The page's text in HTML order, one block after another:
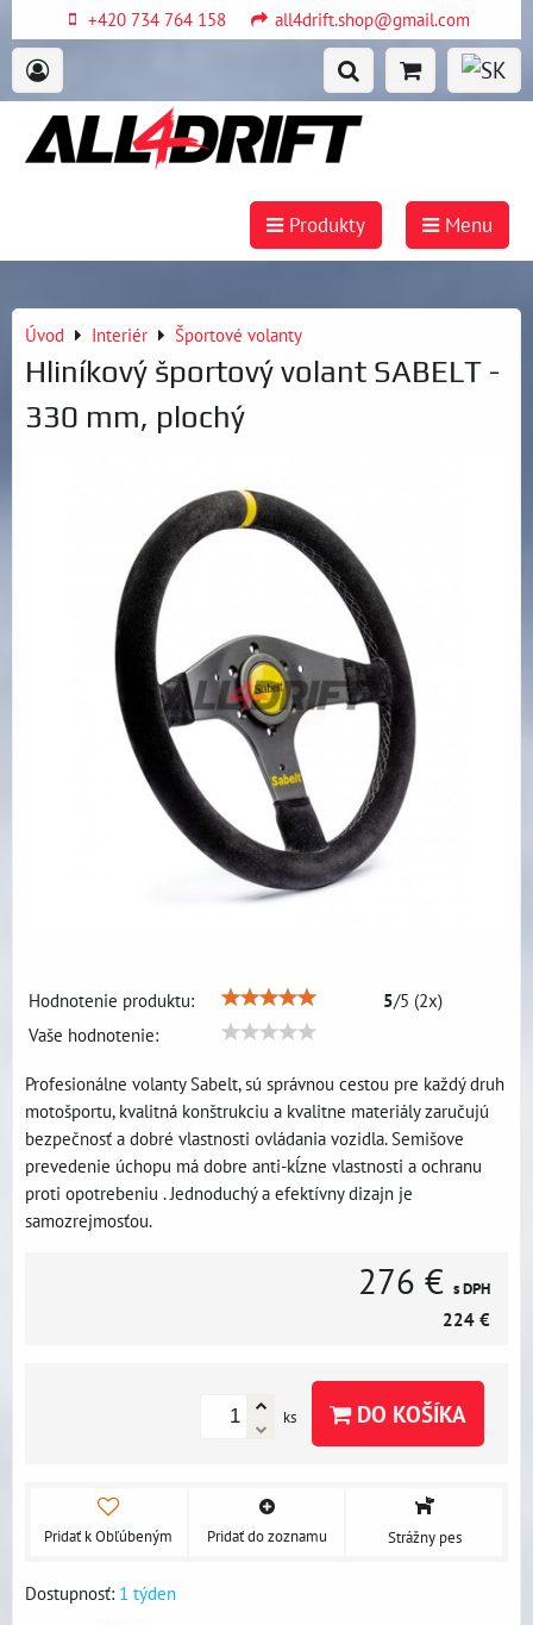
+420 734 764 158 all4drift.shop@gmail.com
Produkty Menu
Úvod Interiér Športové volanty
Hliníkový športový volant SABELT -
330 mm, plochý
Hodnotenie produktu: 5/5 (2x)
Vaše hodnotenie:
Profesionálne volanty Sabelt, sú správnou cestou pre každý druh
motošportu, kvalitná konštrukciu a kvalitne materiály zaručujú
bezpečnosť a dobré vlastnosti ovládania vozidla. Semišove
prevedenie úchopu má dobre anti-kĺzne vlastnosti a ochranu
proti opotrebeniu . Jednoduchý a efektívny dizajn je
samozrejmosťou.
276 € s DPH
224 €
ks DO KOŠÍKA
Pridať k Obľúbeným Pridať do zoznamu Strážny pes
Dostupnosť: 1 týden